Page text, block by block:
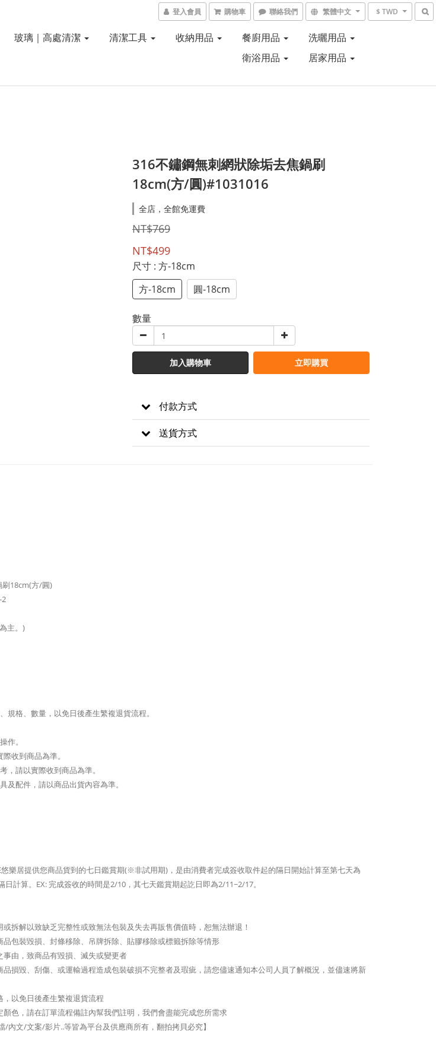
登入會員 購物車 聯絡我們 繁體中文 $ TWD
玻璃｜高處清潔 清潔工具 收納用品 餐廚用品
洗曬用品
衛浴用品
居家用品
316不鏽鋼無刺網狀除垢去焦鍋刷
18cm(方/圓)#1031016
全店，全館免運費
NT$769
NT$499
尺寸 : 方-18cm
方-18cm
圓-18cm
數量
加入購物車 立即購買
付款方式
送貨方式
刷18cm(方/圓)
2
主。)
規格、數量，以免日後產生繁複退貨流程。
作。
收到商品為準。
，請以實際收到商品為準。
及配件，請以商品出貨內容為準。
樂居提供您商品貨到的七日鑑賞期(※非試用期)，是由消費者完成簽收取件起的隔日開始計算至第七天為
計算。EX: 完成簽收的時間是2/10，其七天鑑賞期起訖日即為2/11~2/17。
拆解以致缺乏完整性或致無法包裝及失去再販售價值時，恕無法辦退！
包裝毀損、封條移除、吊牌拆除、貼膠移除或標籤拆除等情形
由，致商品有毀損、滅失或變更者
損毀、刮傷、或運輸過程造成包裝破損不完整者及瑕疵，請您儘速通知本公司人員了解概況，並儘速將新
以免日後產生繁複退貨流程
色，請在訂單流程備註內幫我們註明，我們會盡能完成您所需求
/內文/文案/影片..等皆為平台及供應商所有，翻拍拷貝必究】